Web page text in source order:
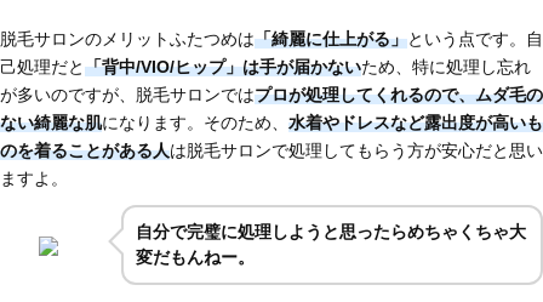
脱毛サロンのメリットふたつめは「綺麗に仕上がる」という点です。自
己処理だと「背中/VIO/ヒップ」は手が届かないため、特に処理し忘れ
が多いのですが、脱毛サロンではプロが処理してくれるので、ムダ毛の
ない綺麗な肌になります。そのため、 水着やドレスなど露出度が高いも
のを着ることがある人は脱毛サロンで処理してもらう方が安心だと思い
ますよ。
自分で完璧に処理しようと思ったらめちゃくちゃ大
変だもんねー。